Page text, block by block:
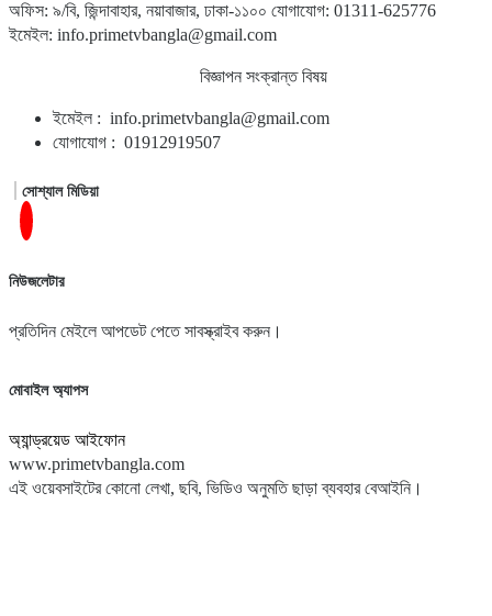
অফিস: ৯/বি, জিন্দাবাহার, নয়াবাজার, ঢাকা-১১০০ যোগাযোগ: 01311-625776
ইমেইল: info.primetvbangla@gmail.com
বিজ্ঞাপন সংক্রান্ত বিষয়
ইমেইল : info.primetvbangla@gmail.com
যোগাযোগ : 01912919507
সোশ্যাল মিডিয়া
নিউজলেটার
প্রতিদিন মেইলে আপডেট পেতে সাবস্ক্রাইব করুন।
মোবাইল অ্যাপস
অ্যান্ড্রয়েড আইফোন
www.primetvbangla.com
এই ওয়েবসাইটের কোনো লেখা, ছবি, ভিডিও অনুমতি ছাড়া ব্যবহার বেআইনি।